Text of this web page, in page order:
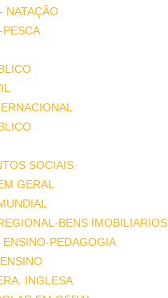
NATAÇÃO
PESCA
SOCIAIS
GERAL
BENS IMOBILIARIOS
ENSINO-PEDAGOGIA
INGLESA